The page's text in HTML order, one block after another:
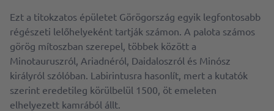
Ezt a titokzatos épületet Görögország egyik legfontosabb
régészeti lelőhelyeként tartják számon. A palota számos
görög mítoszban szerepel, többek között a
Minotauruszról, Ariadnéról, Daidaloszról és Minósz
királyról szólóban. Labirintusra hasonlít, mert a kutatók
szerint eredetileg körülbelül 1500, öt emeleten
elhelyezett kamrából állt.